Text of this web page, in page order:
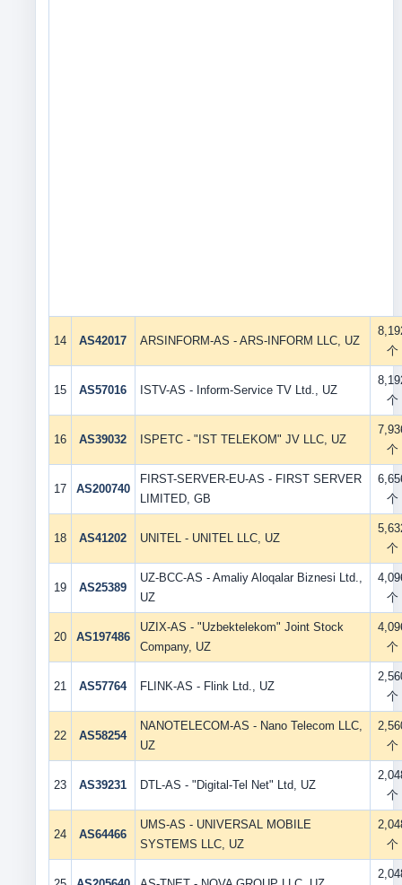
14 AS42017 ARSINFORM-AS - ARS-INFORM LLC, UZ
个
15 AS57016 ISTV-AS - Inform-Service TV Ltd., UZ
个
16 AS39032 ISPETC - "IST TELEKOM" JV LLC, UZ
个
17 AS200740
FIRST-SERVER-EU-AS - FIRST SERVER
LIMITED, GB
个
18 AS41202 UNITEL - UNITEL LLC, UZ
个
19 AS25389
UZ-BCC-AS - Amaliy Aloqalar Biznesi Ltd.,
UZ
个
20 AS197486
UZIX-AS - "Uzbektelekom" Joint Stock
Company, UZ
个
21 AS57764 FLINK-AS - Flink Ltd., UZ
个
22 AS58254
NANOTELECOM-AS - Nano Telecom LLC,
UZ
个
23 AS39231 DTL-AS - "Digital-Tel Net" Ltd, UZ
个
24 AS64466
UMS-AS - UNIVERSAL MOBILE
SYSTEMS LLC, UZ
个